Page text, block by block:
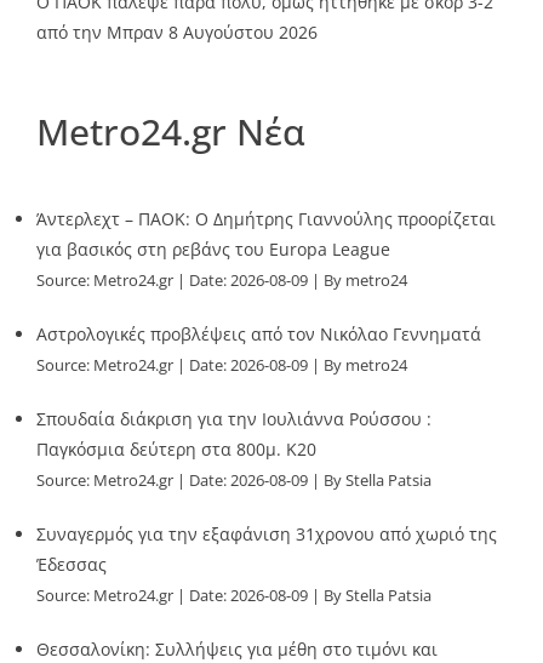
από την Μπραν 8 Αυγούστου 2026
Metro24.gr Νέα
Άντερλεχτ – ΠΑΟΚ: Ο Δημήτρης Γιαννούλης προορίζεται
για βασικός στη ρεβάνς του Europa League
Source: Metro24.gr Date: 2026-08-09 By metro24
Αστρολογικές προβλέψεις από τον Νικόλαο Γεννηματά
Source: Metro24.gr Date: 2026-08-09 By metro24
Σπουδαία διάκριση για την Ιουλιάννα Ρούσσου :
Παγκόσμια δεύτερη στα 800μ. Κ20
Source: Metro24.gr Date: 2026-08-09 By Stella Patsia
Συναγερμός για την εξαφάνιση 31χρονου από χωριό της
Έδεσσας
Source: Metro24.gr Date: 2026-08-09 By Stella Patsia
Θεσσαλονίκη: Συλλήψεις για μέθη στο τιμόνι και